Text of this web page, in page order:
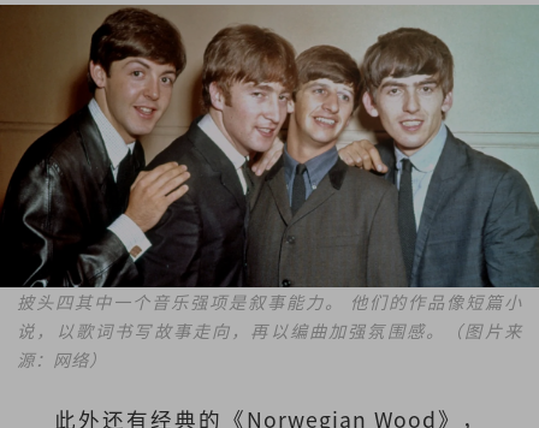
披头四其中一个音乐强项是叙事能力。 他们的作品像短篇小
说，以歌词书写故事走向，再以编曲加强氛围感。（图片来
源：网络）
此外还有经典的《Norwegian Wood》，